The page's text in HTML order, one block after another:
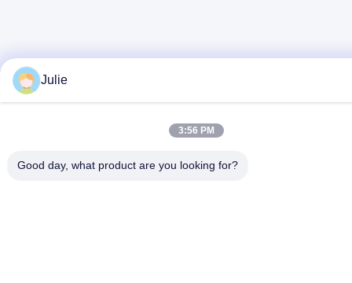
Julie
3:56 PM
Good day, what product are you looking for?